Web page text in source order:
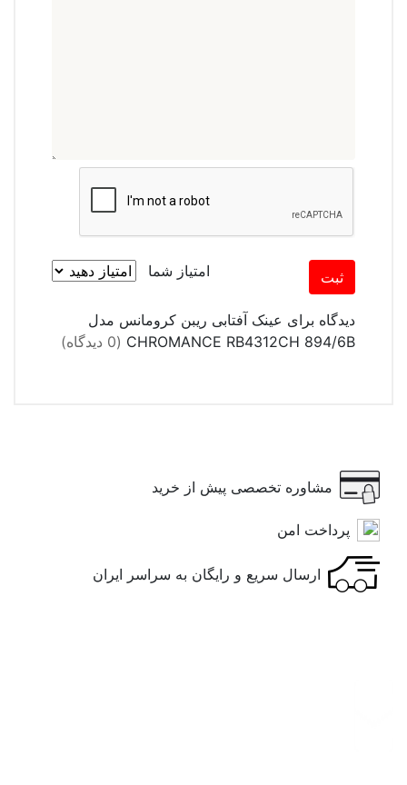
ثبت امتیاز شما
دیدگاه برای عینک آفتابی ریبن کرومانس مدل
CHROMANCE RB4312CH 894/6B (0 دیدگاه)
مشاوره تخصصی پیش از خرید
پرداخت امن
ارسال سریع و رایگان به سراسر ایران